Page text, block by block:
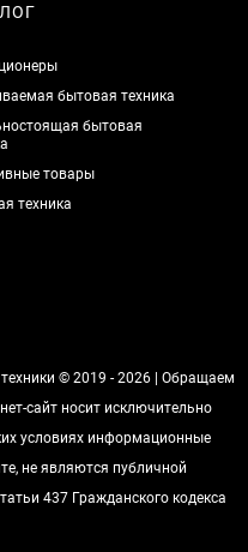
бытовая техника
бытовая
товары
техника
© 2019 - 2026 | Обращаем
сайт носит исключительно
условиях информационные
не являются публичной
437 Гражданского кодекса